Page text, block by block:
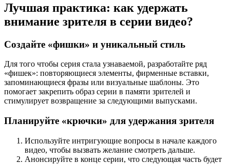
Лучшая практика: как удержать
внимание зрителя в серии видео?
Создайте «фишки» и уникальный стиль
Для того чтобы серия стала узнаваемой, разработайте ряд
«фишек»: повторяющиеся элементы, фирменные вставки,
запоминающиеся фразы или визуальные шаблоны. Это
помогает закрепить образ серии в памяти зрителей и
стимулирует возвращение за следующими выпусками.
Планируйте «крючки» для удержания зрителя
Используйте интригующие вопросы в начале каждого
видео, чтобы вызвать желание смотреть дальше.
Анонсируйте в конце серии, что следующая часть будет